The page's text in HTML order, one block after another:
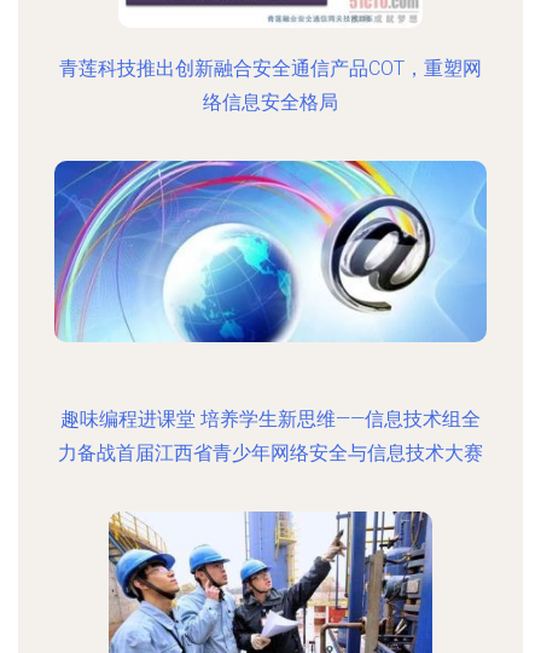
青莲科技推出创新融合安全通信产品COT，重塑网
络信息安全格局
趣味编程进课堂 培养学生新思维——信息技术组全
力备战首届江西省青少年网络安全与信息技术大赛